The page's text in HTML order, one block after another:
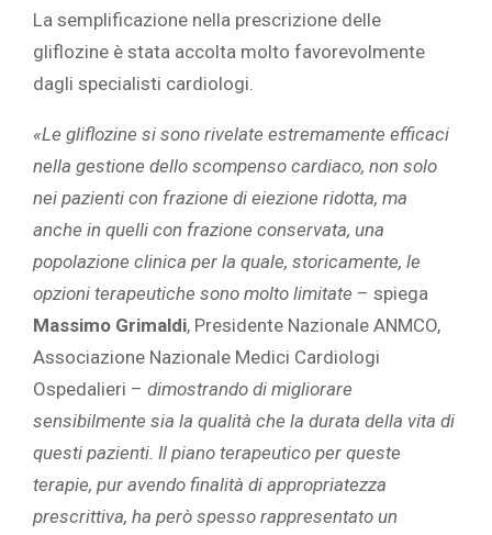
La semplificazione nella prescrizione delle
gliflozine è stata accolta molto favorevolmente
dagli specialisti cardiologi.
«Le gliflozine si sono rivelate estremamente efficaci
nella gestione dello scompenso cardiaco, non solo
nei pazienti con frazione di eiezione ridotta, ma
anche in quelli con frazione conservata, una
popolazione clinica per la quale, storicamente, le
opzioni terapeutiche sono molto limitate – spiega
Massimo Grimaldi, Presidente Nazionale ANMCO,
Associazione Nazionale Medici Cardiologi
Ospedalieri – dimostrando di migliorare
sensibilmente sia la qualità che la durata della vita di
questi pazienti. Il piano terapeutico per queste
terapie, pur avendo finalità di appropriatezza
prescrittiva, ha però spesso rappresentato un